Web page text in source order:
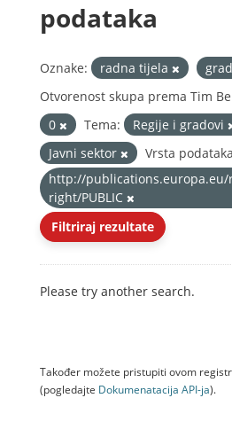
podataka
Oznake: radna tijela
Otvorenost skupa prema Tim
0
Tema: Regije i gradovi
Javni sektor
Vrsta
http://publications.europa.eu/
right/PUBLIC
Filtriraj rezultate
Please try another search.
Također možete pristupiti ovom
(pogledajte Dokumenаtаcijа API-jа).